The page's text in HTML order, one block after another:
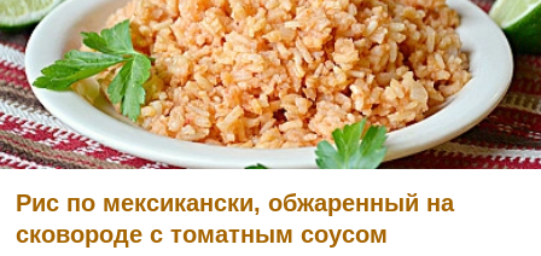
Рис по мексикански, обжаренный на
сковороде с томатным соусом